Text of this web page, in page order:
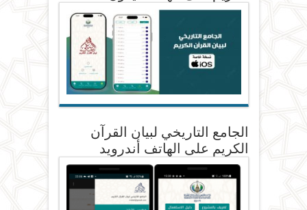
الجامع التاريخي لبيان القرآن
الكريم على الهاتف أندرويد